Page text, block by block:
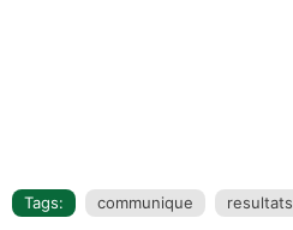
Tags: communique resultats